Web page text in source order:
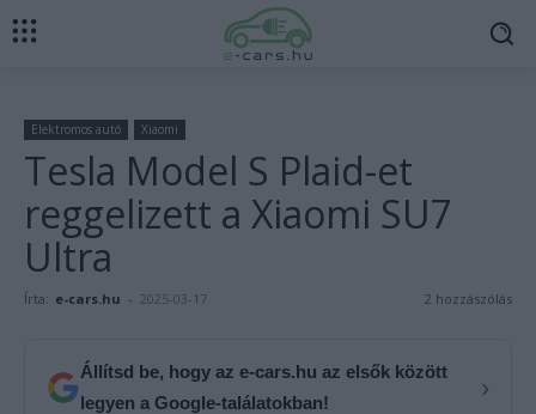
Elektromos autó Xiaomi
Tesla Model S Plaid-et
reggelizett a Xiaomi SU7
Ultra
Írta: e-cars.hu - 2025-03-17 2 hozzászólás
Állítsd be, hogy az e-cars.hu az elsők között
legyen a Google-találatokban!
›